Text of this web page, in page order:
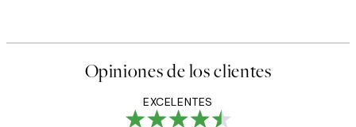
Opiniones de los clientes
EXCELENTES